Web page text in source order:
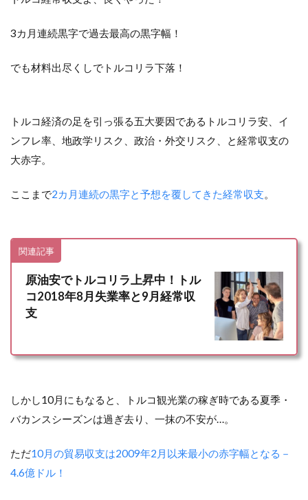
3カ月連続黒字で過去最高の黒字幅！
でも材料出尽くしでトルコリラ下落！
トルコ経済の足を引っ張る五大要因であるトルコリラ安、イ
ンフレ率、地政学リスク、政治・外交リスク、と経常収支の
大赤字。
ここまで2カ月連続の黒字と予想を覆してきた経常収支。
関連記事
原油安でトルコリラ上昇中！トル
コ2018年8月失業率と9月経常収
支
しかし10月にもなると、トルコ観光業の稼ぎ時である夏季・
バカンスシーズンは過ぎ去り、一抹の不安が…。
ただ10月の貿易収支は2009年2月以来最小の赤字幅となる－
4.6億ドル！